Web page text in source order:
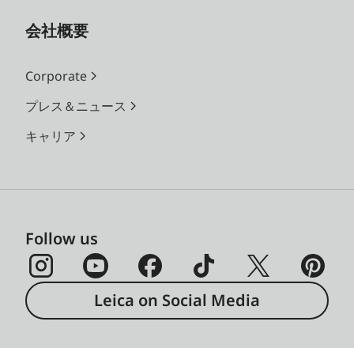
会社概要
Corporate
プレス＆ニュース
キャリア
Follow us
Leica on Social Media